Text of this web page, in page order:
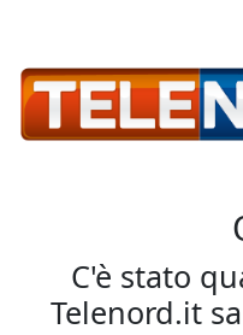
C'è stato
Telenord.it